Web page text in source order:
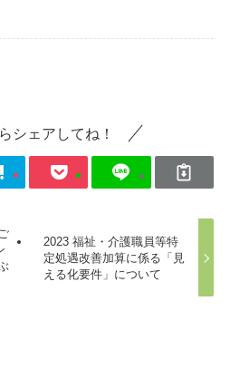
シェアしてね！
2023 福祉・介護職員等特
定処遇改善加算に係る「見
える化要件」について